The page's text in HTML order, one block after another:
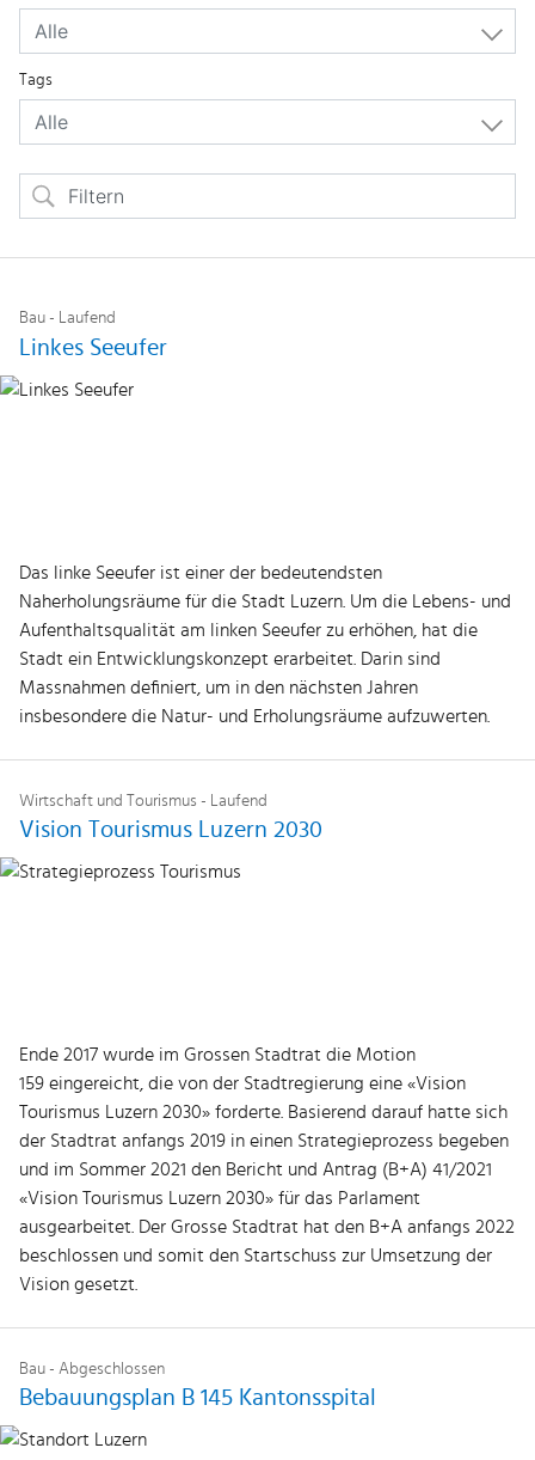
Tags
Filtern
Bau - Laufend
Linkes Seeufer
Das linke Seeufer ist einer der bedeutendsten
Naherholungsräume für die Stadt Luzern. Um die Lebens- und
Aufenthaltsqualität am linken Seeufer zu erhöhen, hat die
Stadt ein Entwicklungskonzept erarbeitet. Darin sind
Massnahmen definiert, um in den nächsten Jahren
insbesondere die Natur- und Erholungsräume aufzuwerten.
Wirtschaft und Tourismus - Laufend
Vision Tourismus Luzern 2030
Ende 2017 wurde im Grossen Stadtrat die Motion
159 eingereicht, die von der Stadtregierung eine «Vision
Tourismus Luzern 2030» forderte. Basierend darauf hatte sich
der Stadtrat anfangs 2019 in einen Strategieprozess begeben
und im Sommer 2021 den Bericht und Antrag (B+A) 41/2021
«Vision Tourismus Luzern 2030» für das Parlament
ausgearbeitet. Der Grosse Stadtrat hat den B+A anfangs 2022
beschlossen und somit den Startschuss zur Umsetzung der
Vision gesetzt.
Bau - Abgeschlossen
Bebauungsplan B 145 Kantonsspital